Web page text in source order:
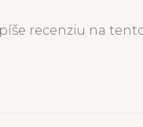
recenziu na